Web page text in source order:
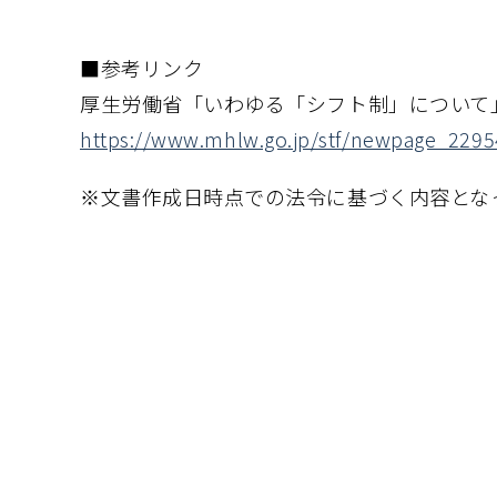
■参考リンク
厚生労働省「いわゆる「シフト制」について」
https://www.mhlw.go.jp/stf/
※文書作成日時点での法令に基づく内容とな